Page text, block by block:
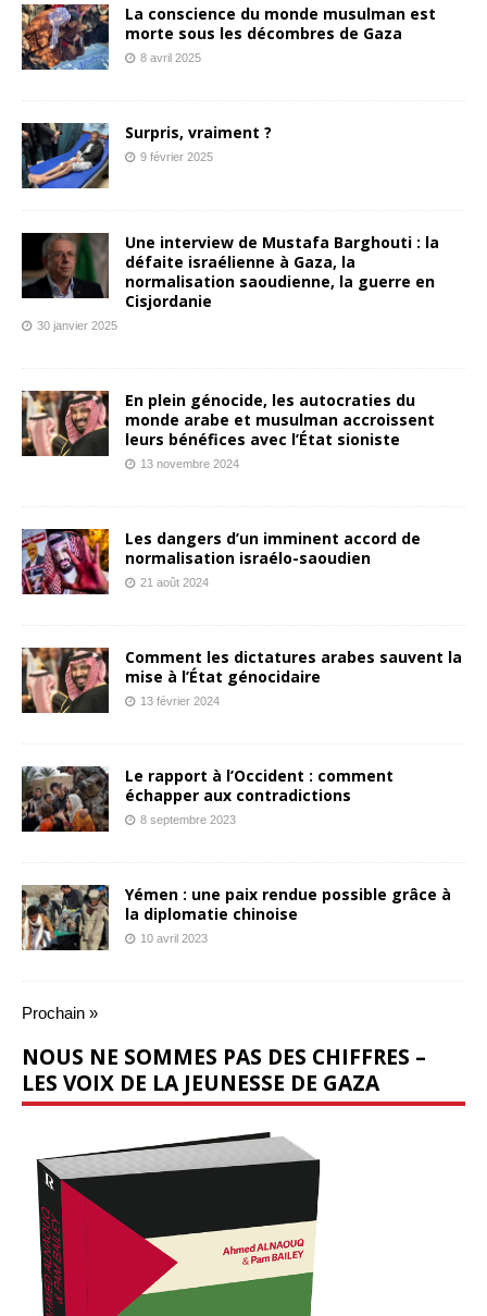
La conscience du monde musulman est
morte sous les décombres de Gaza
8 avril 2025
Surpris, vraiment ?
9 février 2025
Une interview de Mustafa Barghouti : la
défaite israélienne à Gaza, la
normalisation saoudienne, la guerre en
Cisjordanie
30 janvier 2025
En plein génocide, les autocraties du
monde arabe et musulman accroissent
leurs bénéfices avec l’État sioniste
13 novembre 2024
Les dangers d’un imminent accord de
normalisation israélo-saoudien
21 août 2024
Comment les dictatures arabes sauvent la
mise à l’État génocidaire
13 février 2024
Le rapport à l’Occident : comment
échapper aux contradictions
8 septembre 2023
Yémen : une paix rendue possible grâce à
la diplomatie chinoise
10 avril 2023
Prochain »
NOUS NE SOMMES PAS DES CHIFFRES –
LES VOIX DE LA JEUNESSE DE GAZA